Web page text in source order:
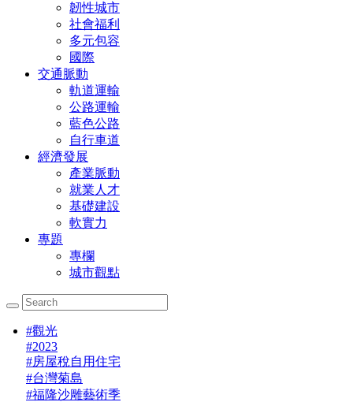
韌性城市
社會福利
多元包容
國際
交通脈動
軌道運輸
公路運輸
藍色公路
自行車道
經濟發展
產業脈動
就業人才
基礎建設
軟實力
專題
專欄
城市觀點
#觀光
#2023
#房屋稅自用住宅
#台灣菊島
#福隆沙雕藝術季